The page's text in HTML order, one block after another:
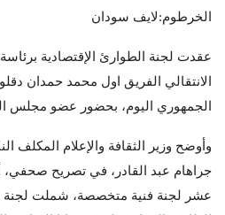
الخرطوم:لايف سودان
عقدت لجنة الطوارئ الإقتصادية
الانتقالي الفريق اول محمد حمدان
الجمهوري اليوم، بحضور عضو مجلس
وأوضح وزير الثقافة والإعلام المكلف
جراهام عبد القادر، في تصريح صحفي،
عشر لجنة فنية متخصصة، شملت لجنة